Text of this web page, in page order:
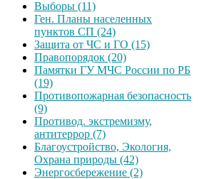
Выборы (11)
Ген. Планы населенных
пунктов СП (24)
Защита от ЧС и ГО (15)
Правопорядок (20)
Памятки ГУ МЧС России по РБ
(19)
Противопожарная безопасность
(9)
Противод. экстремизму,
антитеррор (7)
Благоустройство, Экология,
Охрана природы (42)
Энергосбережение (2)